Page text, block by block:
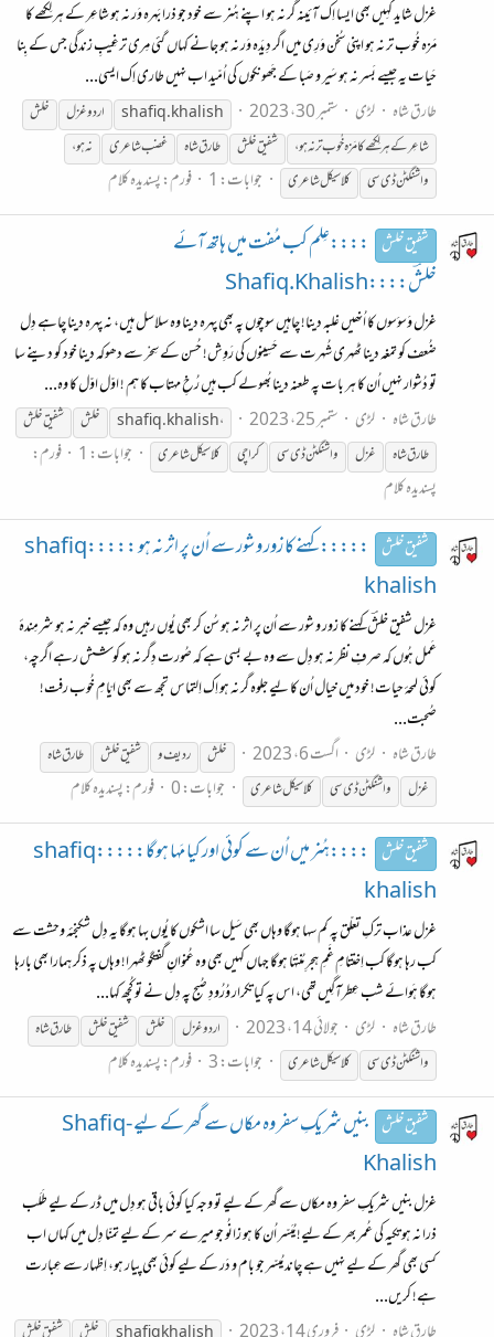
غزل شاید کہِیں بھی ایسا اِک آئینہ گر نہ ہو اپنے ہُنر سے خود جو ذرا بَہرہ وَر نہ ہو شاعِر کے ہر لِکھے کا
مَزہ خُوب تر نہ ہو اپنی سُخن وَرِی میں اگر دِیدَہ وَر نہ ہو جانے کہاں گئی مِری ترغِیبِ زندگی جس کے بِنا
حَیات یہ جیسے بَسر نہ ہو سَیر و صَبا کے جَھونکوں کی اُمّید اب نہیں طاری اِک ایسی...
طارق شاہ
لڑی ستمبر 30، 2023 shafiq.khalish اردو غزل
خلش
شاعِر کے ہر لِکھے کا مَزہ خُوب تر نہ ہو،
شفیقخلش طارق شاہ غضب شاعری
نہ ہو،
واشنگٹن ڈی سی
کلاسیکل شاعری جوابات: 1 فورم:پسندیدہ کلام
شفیق خلش ::::عِلم کب مُفت میں ہاتھ آئے
خلشؔ::::Shafiq.Khalish
غزل وَسوَسوں کا اُنھیں غلبہ دینا! چاہیں سوچوں پہ بھی پہرہ دینا وہ سلاسل ہیں، نہ پہرہ دینا چاہے دِل
ضُعف کو تمغہ دینا ٹھہری شُہرت سے حَسِینوں کی رَوِش! حُسن کے سِحْر سے دھوکہ دینا خود کو دینے سا
تو دُشوار نہیں اُن کا ہر بات پہ طعنہ دینا بُھولے کب ہیں رُخِ مہتاب کا ہم ! اوّل اوّل کا وہ...
طارق شاہ
لڑی ستمبر 25، 2023 shafiq.khalish، خلش شفیقخلش
طارق شاہ
غزل واشنگٹن ڈی سی کراچی کلاسیکل شاعری جوابات: 1
فورم:
پسندیدہ کلام
شفیق خلش
::::: کہنے کا زور و شور سے اُن پر اثر نہ ہو :::::shafiq
khalish
غزل شفیق خلشؔ کہنے کا زور و شور سے اُن پر اثر نہ ہو سُن کر بھی یُوں رہیں وہ کہ جیسے خبر نہ ہو شرمِندۂ
عَمل ہُوں کہ صرفِ نظر نہ ہو دِل سے وہ بے بسی ہے کہ صُورت دِگر نہ ہو کوشش رہے اگرچہ،
کوئی لمحۂ حیات! خود میں خیال اُن کا لیے جلوہ گر نہ ہو اِک اِلتماس تجھ سے بھی ایّامِ خُوب رفت!
صُحبت...
طارق شاہ
لڑی اگست 6، 2023 خلش ردیف و شفیقخلش
طارق شاہ
غزل
واشنگٹن ڈی سی کلاسیکل شاعری جوابات: 0 فورم:پسندیدہ کلام
شفیق خلش
::::ہُنر میں اُن سے کوئی اور کیا مَہا ہوگا:::::shafiq
khalish
غزل عذاب ترکِ تعلّق پہ کم سہا ہوگا وہاں بھی سَیل سا اشکوں کا یُوں بہا ہوگا یہ دِل شکنجئہ وحشت سے
کب رہا ہوگا کب اِختتامِ غَمِ ہجرِ مُنتَہا ہوگا جہاں کہیں بھی وہ عُنوانِ گفتگو ٹھہرا! وہاں پہ ذکر ہمارا بھی بارہا
ہوگا ہَوائے شب عِطرآگِیں تھی، اس پہ کیا تکرار وُرُودِ صُبح پہ دِل نے تو کُچھ کہا...
طارق شاہ
لڑی جولائی 14، 2023 اردو غزل خلش شفیقخلش
طارق شاہ
واشنگٹن ڈی سی
کلاسیکل شاعری جوابات: 3 فورم:پسندیدہ کلام
شفیق خلش
بنیں شریکِ سفر وہ مکاں سے گھر کے لیے -Shafiq
Khalish
غزل بنیں شریکِ سفر وہ مکاں سے گھر کے لیے تو وجہ کیا کوئی باقی ہو دِل میں ڈر کے لیے طَلَب
ذرا نہ ہو تکیہ کی عُمر بھر کے لیے! مُیَسّر اُن کا ہو زانُو جو میرے سر کے لیے تمنّا دِل میں کہاں اب
کسی بھی گھر کے لیے نہیں ہے چاند مُیسّر جو بام و دَر کے لیے کوئی بھی پیار ہو، اِظہار سے عِبارت
ہے! کریں...